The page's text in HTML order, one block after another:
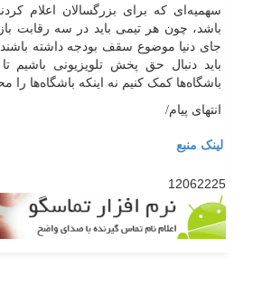
سهمیه‌ای که برای بزرگسالان اعلام
باشد، چون هر تیمی باید در سه رقابت
جای دنیا موضوع سقف بودجه داشته باشند.
باید دنبال حق پخش تلویزیونی باشیم تا
باشگاه‌ها کمک کنیم نه اینکه باشگاه‌ها را
انتهای پیام/
لینک منبع
12062225